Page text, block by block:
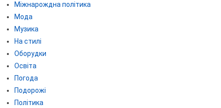
Міжнарождна політика
Мода
Музика
На стилі
Оборудки
Освіта
Погода
Подорожі
Політика